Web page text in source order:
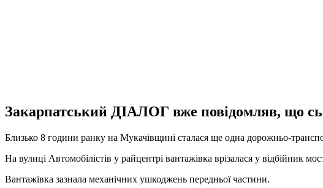
Закарпатський ДІАЛОГ вже повідомляв, що
Близько 8 години ранку на Мукачівщині сталася ще одна дорожньо-
На вулиці Автомобілістів у райцентрі вантажівка врізалася у відбійник
Вантажівка зазнала механічних ушкоджень передньої частини.